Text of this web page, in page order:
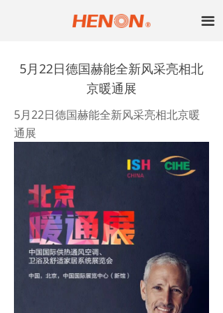
끀
地暖采暖系统
供暖管道系统
燃气管道系统
行业动态
赫能新闻
赫能简介
5月22日德国赫能全新风采亮相北
京暖通展
5月22日德国赫能全新风采亮相北京暖
通展